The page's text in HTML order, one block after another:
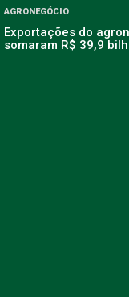
AGRONEGÓCIO
Exportações do
somaram R$ 39,9